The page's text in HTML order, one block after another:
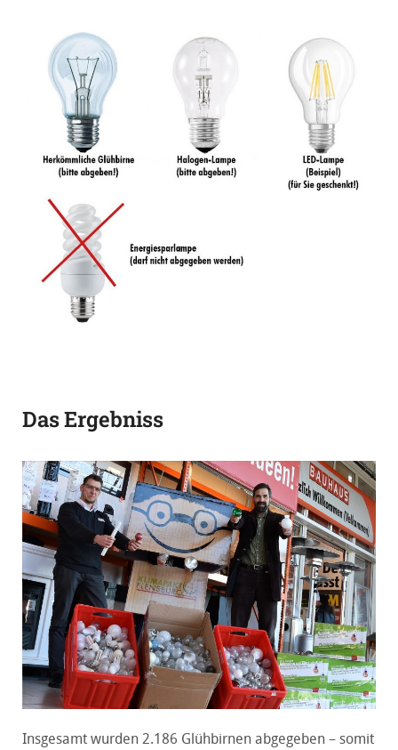
Das Ergebniss
Insgesamt wurden 2.186 Glühbirnen abgegeben – somit